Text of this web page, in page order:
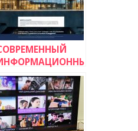
ШМИТА